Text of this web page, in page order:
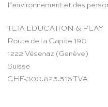
l’environnement et des
TEIA EDUCATION & PLAY
Route de la Capite 190
1222 Vésenaz (Genève)
Suisse
CHE-300.825.516 TVA